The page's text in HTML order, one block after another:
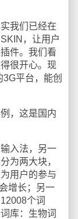
我们已经在
，让用户
件。我们看
很开心。现
平台，能创
，这是国内
入法，另一
为两大块，
用户的参与
增长；另一
个词
库：生物词